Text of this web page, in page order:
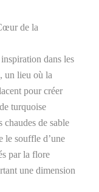
de la
dans les
un lieu où la
pour créer
turquoise
chaudes de sable
le souffle d’une
par la flore
une dimension